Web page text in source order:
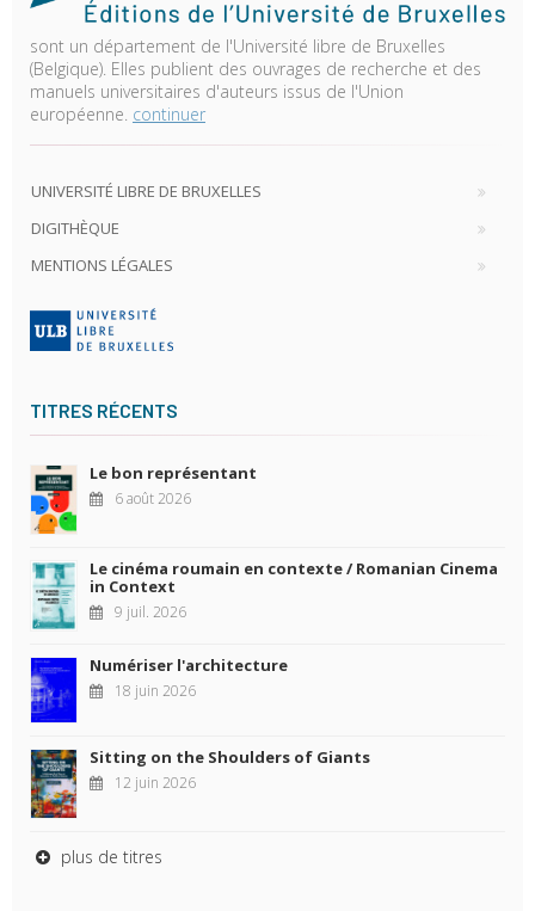
sont un département de l'Université libre de Bruxelles
(Belgique). Elles publient des ouvrages de recherche et des
manuels universitaires d'auteurs issus de l'Union
européenne. continuer
UNIVERSITÉ LIBRE DE BRUXELLES
DIGITHÈQUE
MENTIONS LÉGALES
TITRES RÉCENTS
Le bon représentant
6 août 2026
Le cinéma roumain en contexte / Romanian Cinema
in Context
9 juil. 2026
Numériser l'architecture
18 juin 2026
Sitting on the Shoulders of Giants
12 juin 2026
plus de titres